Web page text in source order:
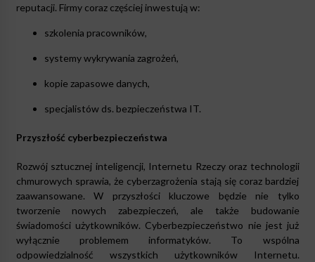
reputacji. Firmy coraz częściej inwestują w:
szkolenia pracowników,
systemy wykrywania zagrożeń,
kopie zapasowe danych,
specjalistów ds. bezpieczeństwa IT.
Przyszłość cyberbezpieczeństwa
Rozwój sztucznej inteligencji, Internetu Rzeczy oraz technologii
chmurowych sprawia, że cyberzagrożenia stają się coraz bardziej
zaawansowane. W przyszłości kluczowe będzie nie tylko
tworzenie nowych zabezpieczeń, ale także budowanie
świadomości użytkowników. Cyberbezpieczeństwo nie jest już
wyłącznie problemem informatyków. To wspólna
odpowiedzialność wszystkich użytkowników Internetu.